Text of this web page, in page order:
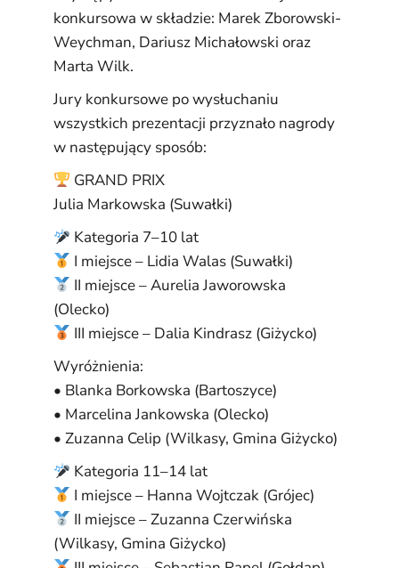
konkursowa w składzie: Marek Zborowski-
Weychman, Dariusz Michałowski oraz
Marta Wilk.
Jury konkursowe po wysłuchaniu
wszystkich prezentacji przyznało nagrody
w następujący sposób:
GRAND PRIX
Julia Markowska (Suwałki)
Kategoria 7–10 lat
I miejsce – Lidia Walas (Suwałki)
II miejsce – Aurelia Jaworowska
(Olecko)
III miejsce – Dalia Kindrasz (Giżycko)
Wyróżnienia:
• Blanka Borkowska (Bartoszyce)
• Marcelina Jankowska (Olecko)
• Zuzanna Celip (Wilkasy, Gmina Giżycko)
Kategoria 11–14 lat
I miejsce – Hanna Wojtczak (Grójec)
II miejsce – Zuzanna Czerwińska
(Wilkasy, Gmina Giżycko)